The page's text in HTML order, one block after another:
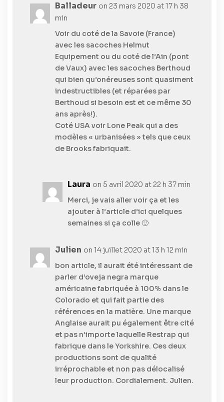
Balladeur on 23 mars 2020 at 17 h 38
min
Voir du coté de la Savoie (France)
avec les sacoches Helmut
Equipement ou du coté de l’Ain (pont
de Vaux) avec les sacoches Berthoud
qui bien qu’onéreuses sont quasiment
indestructibles (et réparées par
Berthoud si besoin est et ce même 30
ans après!).
Coté USA voir Lone Peak qui a des
modèles « urbanisées » tels que ceux
de Brooks fabriquait.
Laura on 5 avril 2020 at 22 h 37 min
Merci, je vais aller voir ça et les
ajouter à l’article d’ici quelques
semaines si ça colle 🙂
Julien on 14 juillet 2020 at 13 h 12 min
bon article, il aurait été intéressant de
parler d’oveja negra marque
américaine fabriquée à 100% dans le
Colorado et qui fait partie des
références en la matière. Une marque
Anglaise aurait pu également être cité
et pas n’importe laquelle Restrap qui
fabrique dans le Yorkshire. Ces deux
productions sont de qualité
irréprochable et non pas délocalisé
leur production. Cordialement. Julien.